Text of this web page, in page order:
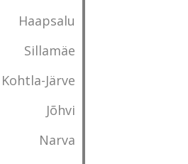
Haapsalu
Sillamäe
Kohtla-Järve
Jõhvi
Narva